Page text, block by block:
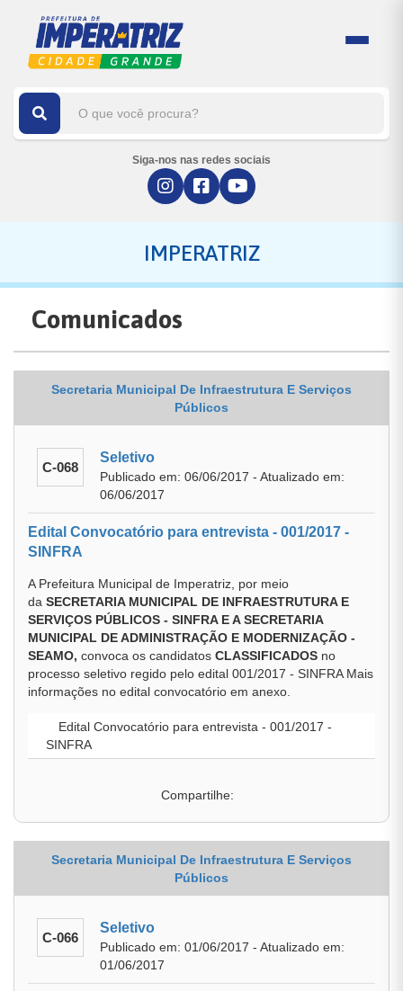
Siga-nos nas redes sociais
IMPERATRIZ
Comunicados
Secretaria Municipal De Infraestrutura E Serviços
Públicos
C-068
Seletivo
Publicado em: 06/06/2017 - Atualizado em:
06/06/2017
Edital Convocatório para entrevista - 001/2017 -
SINFRA
A Prefeitura Municipal de Imperatriz, por meio
da SECRETARIA MUNICIPAL DE INFRAESTRUTURA E
SERVIÇOS PÚBLICOS - SINFRA E A SECRETARIA
MUNICIPAL DE ADMINISTRAÇÃO E MODERNIZAÇÃO -
SEAMO, convoca os candidatos CLASSIFICADOS no
processo seletivo regido pelo edital 001/2017 - SINFRA Mais
informações no edital convocatório em anexo.
Edital Convocatório para entrevista - 001/2017 -
SINFRA
Compartilhe:
Secretaria Municipal De Infraestrutura E Serviços
Públicos
C-066
Seletivo
Publicado em: 01/06/2017 - Atualizado em:
01/06/2017